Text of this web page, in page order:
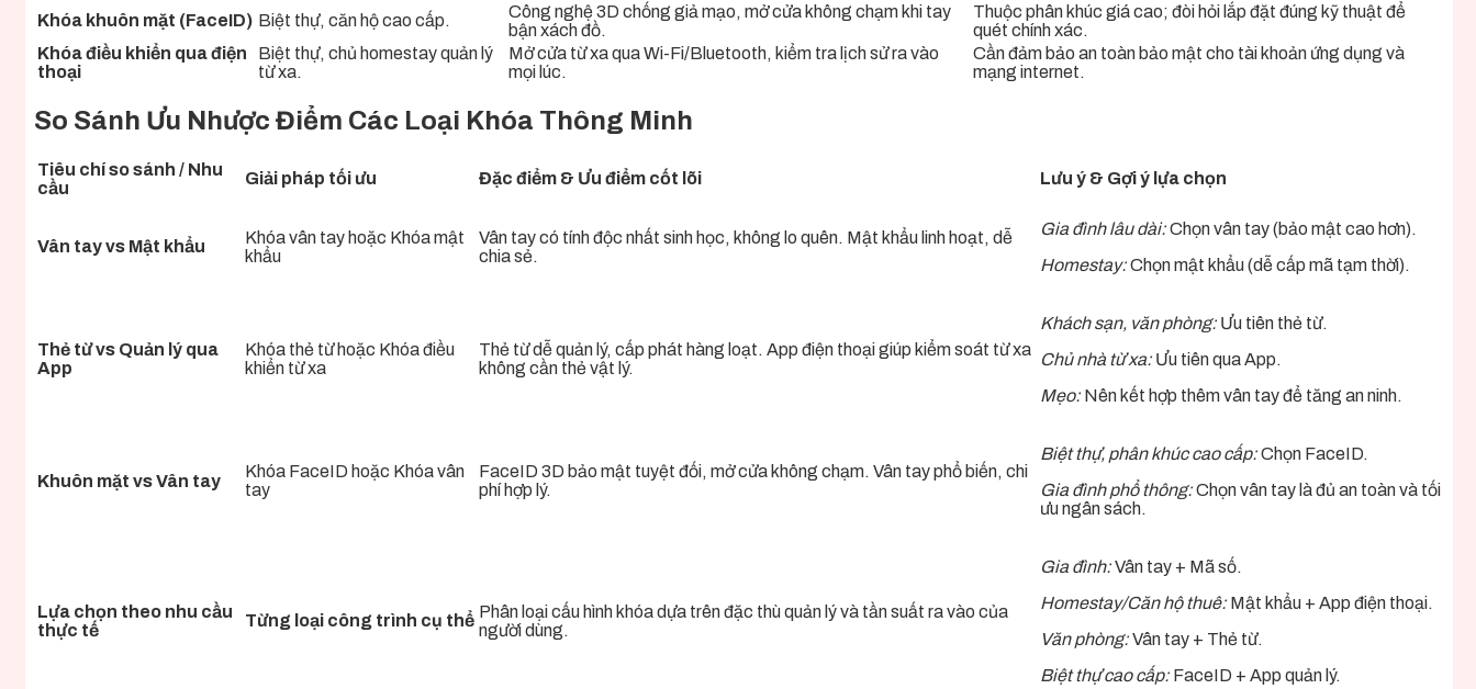
Khóa khuôn mặt (FaceID) Biệt thự, căn hộ cao cấp.
Công nghệ 3D chống giả mạo, mở cửa không chạm khi tay
bận xách đồ.
Thuộc phân khúc giá cao; đòi hỏi lắp đặt đúng kỹ thuật để
quét chính xác.
Khóa điều khiển qua điện
thoại
Biệt thự, chủ homestay quản lý
từ xa.
Mở cửa từ xa qua Wi-Fi/Bluetooth, kiểm tra lịch sử ra vào
mọi lúc.
Cần đảm bảo an toàn bảo mật cho tài khoản ứng dụng và
mạng internet.
So Sánh Ưu Nhược Điểm Các Loại Khóa Thông Minh
Tiêu chí so sánh / Nhu
cầu
Giải pháp tối ưu Đặc điểm & Ưu điểm cốt lõi Lưu ý & Gợi ý lựa chọn
Vân tay vs Mật khẩu
Khóa vân tay hoặc Khóa mật
khẩu
Vân tay có tính độc nhất sinh học, không lo quên. Mật khẩu linh hoạt, dễ
chia sẻ.
Gia đình lâu dài:Chọn vân tay (bảo mật cao hơn).
Homestay:Chọn mật khẩu (dễ cấp mã tạm thời).
Thẻ từ vs Quản lý qua
App
Khóa thẻ từ hoặc Khóa điều
khiển từ xa
Thẻ từ dễ quản lý, cấp phát hàng loạt. App điện thoại giúp kiểm soát từ xa
không cần thẻ vật lý.
Khách sạn, văn phòng: Ưu tiên thẻ từ.
Chủ nhà từ xa: Ưu tiên qua App.
Mẹo: Nên kết hợp thêm vân tay để tăng an ninh.
Khuôn mặt vs Vân tay
Khóa FaceID hoặc Khóa vân
tay
FaceID 3D bảo mật tuyệt đối, mở cửa không chạm. Vân tay phổ biến, chi
phí hợp lý.
Biệt thự, phân khúc cao cấp:Chọn FaceID.
Gia đình phổ thông:Chọn vân tay là đủ an toàn và tối
ưu ngân sách.
Lựa chọn theo nhu cầu
thực tế
Từng loại công trình cụ thể Phân loại cấu hình khóa dựa trên đặc thù quản lý và tần suất ra vào của
người dùng.
Gia đình:Vân tay + Mã số.
Homestay/Căn hộ thuê: Mật khẩu + App điện thoại.
Văn phòng:Vân tay + Thẻ từ.
Biệt thự cao cấp: FaceID + App quản lý.